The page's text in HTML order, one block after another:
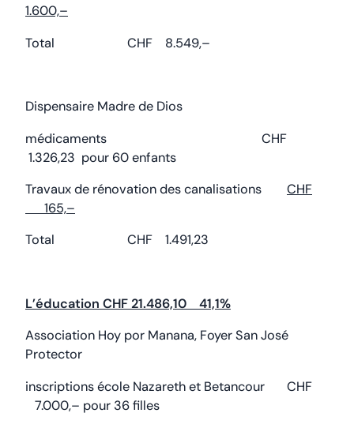
1.600,–
Total CHF 8.549,–
Dispensaire Madre de Dios
médicaments CHF
1.326,23 pour 60 enfants
Travaux de rénovation des canalisations CHF
165,–
Total CHF 1.491,23
L’éducation CHF 21.486,10 41,1%
Association Hoy por Manana, Foyer San José
Protector
inscriptions école Nazareth et Betancour CHF
7.000,– pour 36 filles